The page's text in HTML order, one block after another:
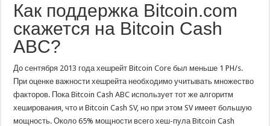
Как поддержка Bitcoin.com
скажется на Bitcoin Cash
ABC?
До сентября 2013 года хешрейт Bitcoin Core был меньше 1 PH/s.
При оценке важности хешрейта необходимо учитывать множество
факторов. Пока Bitcoin Cash ABC использует тот же алгоритм
хеширования, что и Bitcoin Cash SV, но при этом SV имеет большую
мощность. Около 65% мощности всего хеш-пула Bitcoin Cash